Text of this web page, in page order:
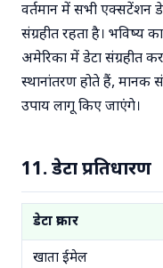
वर्तमान में सभी एक्सटेंशन
संग्रहीत रहता है। भविष्य
अमेरिका में डेटा संग्रहीत
स्थानांतरण होते हैं, मानक
उपाय लागू किए जाएंगे।
11. डेटा प्रतिधारण
डेटा प्रकार
खाता ईमेल